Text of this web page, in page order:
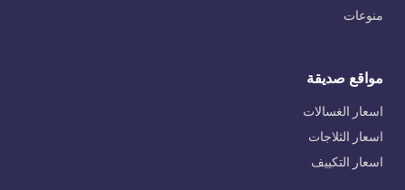
منوعات
مواقع صديقة
اسعار الغسالات
اسعار الثلاجات
اسعار التكييف